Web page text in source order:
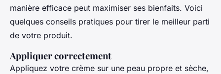
manière efficace peut maximiser ses bienfaits. Voici
quelques conseils pratiques pour tirer le meilleur parti
de votre produit.
Appliquer correctement
Appliquez votre crème sur une peau propre et sèche,